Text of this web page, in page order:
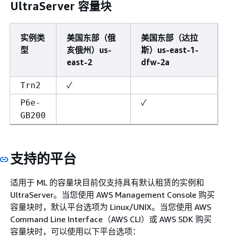
UltraServer 容量块
实例类
型
美国东部（俄
亥俄州）us-
east-2
美国东部（达拉
斯）us-east-1-
dfw-2a
Trn2 ✓
P6e-
GB200
✓
支持的平台
适用于 ML 的容量块目前仅支持具有默认租赁的实例和
UltraServer。当您使用 AWS Management Console 购买
容量块时，默认平台选项为 Linux/UNIX。当您使用 AWS
Command Line Interface（AWS CLI）或 AWS SDK 购买
容量块时，可以使用以下平台选项：